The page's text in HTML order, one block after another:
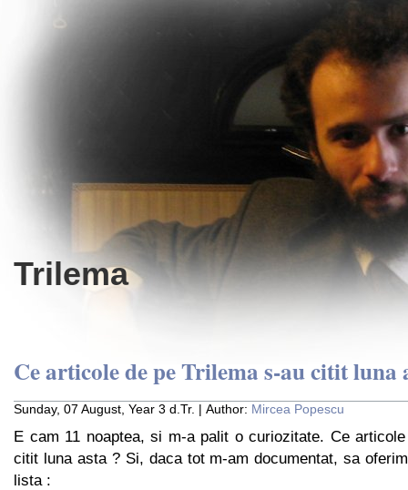
Trilema
Ce articole de pe Trilema s-au citit luna
Sunday, 07 August, Year 3 d.Tr. | Author: Mircea Popescu
E cam 11 noaptea, si m-a palit o curiozitate. Ce
citit luna asta ? Si, daca tot m-am documentat, sa
lista :